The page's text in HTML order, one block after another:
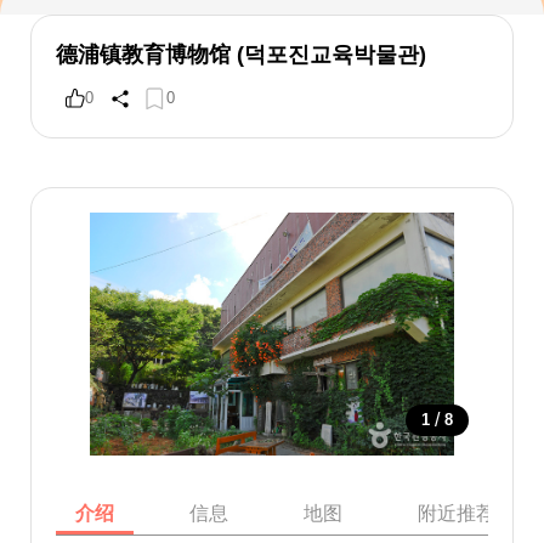
德浦镇教育博物馆 (덕포진교육박물관)
0 0
1 / 8
介绍 信息 地图 附近推荐景点